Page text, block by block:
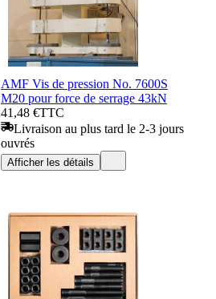
AMF Vis de pression No. 7600S
M20 pour force de serrage 43kN
41,48 €TTC
Livraison au plus tard le 2-3 jours
ouvrés
Afficher les détails